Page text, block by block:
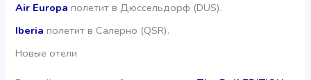
Air Europa полетит в Дюссельдорф (DUS).
Iberiaполетит в Салерно (QSR).
Новые отели